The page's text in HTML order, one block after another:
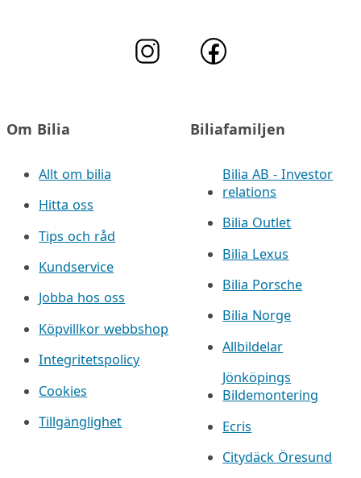
Om Bilia
Allt om bilia
Hitta oss
Tips och råd
Kundservice
Jobba hos oss
Köpvillkor webbshop
Integritetspolicy
Cookies
Tillgänglighet
Biliafamiljen
Bilia AB - Investor
relations
Bilia Outlet
Bilia Lexus
Bilia Porsche
Bilia Norge
Allbildelar
Jönköpings
Bildemontering
Ecris
Citydäck Öresund